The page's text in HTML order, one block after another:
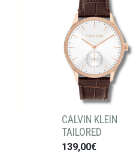
CALVIN KLEIN
TAILORED
139,00€